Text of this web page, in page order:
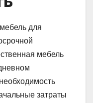
для
мебель
затраты